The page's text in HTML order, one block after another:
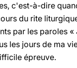
c'est-à-dire
du rite
par les paroles
les jours de ma
épreuve.